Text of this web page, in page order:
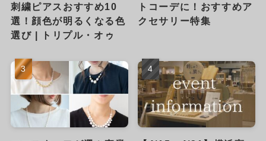
刺繍ピアスおすすめ10
選！顔色が明るくなる色
選び | トリプル・オゥ
トコーデに！おすすめア
クセサリー特集